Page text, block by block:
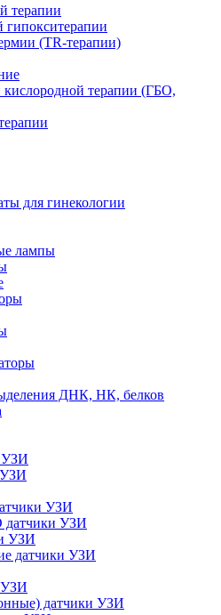
терапии
гипокситерапии
(TR-терапии)
кислородной терапии (ГБО,
для гинекологии
лампы
ДНК, НК, белков
УЗИ
УЗИ
УЗИ
датчики УЗИ
УЗИ
датчики УЗИ
УЗИ
датчики УЗИ